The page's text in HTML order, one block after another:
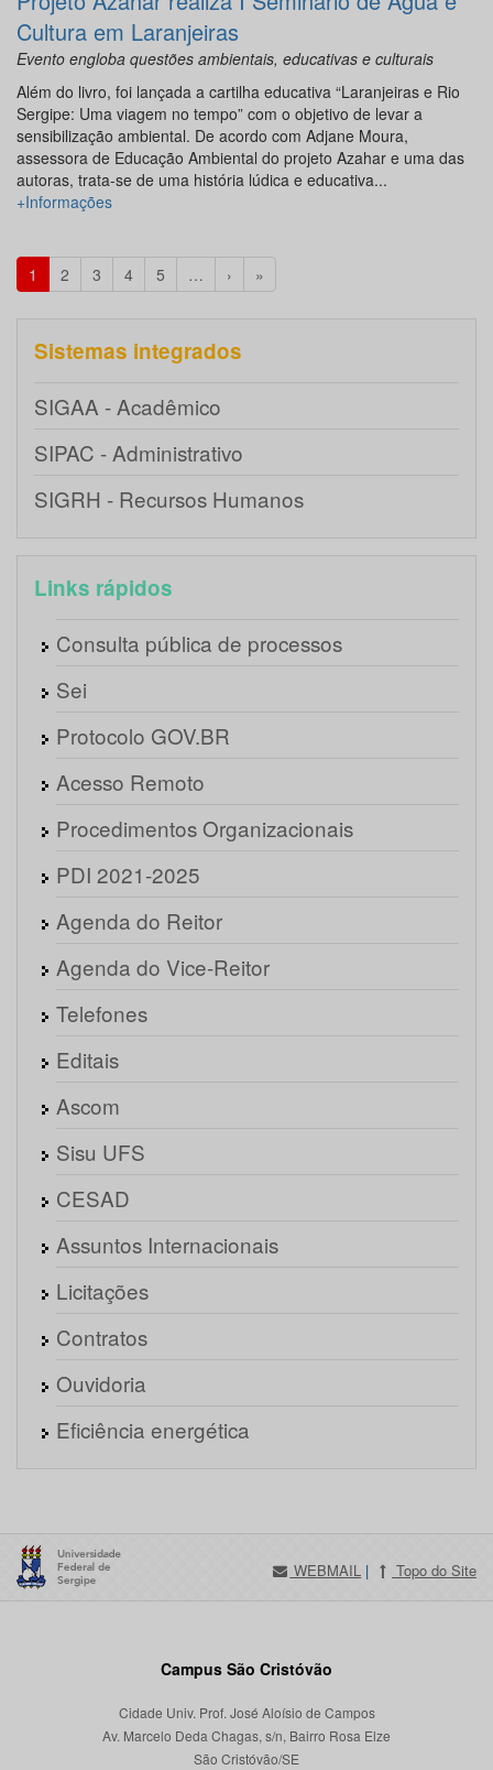
Cultura em Laranjeiras
Evento engloba questões ambientais, educativas e culturais
Além do livro, foi lançada a cartilha educativa “Laranjeiras e Rio
Sergipe: Uma viagem no tempo” com o objetivo de levar a
sensibilização ambiental. De acordo com Adjane Moura,
assessora de Educação Ambiental do projeto Azahar e uma das
autoras, trata-se de uma história lúdica e educativa...
+Informações
1 2 3 4 5 … › »
Sistemas integrados
SIGAA - Acadêmico
SIPAC - Administrativo
SIGRH - Recursos Humanos
Links rápidos
Consulta pública de processos
Sei
Protocolo GOV.BR
Acesso Remoto
Procedimentos Organizacionais
PDI 2021-2025
Agenda do Reitor
Agenda do Vice-Reitor
Telefones
Editais
Ascom
Sisu UFS
CESAD
Assuntos Internacionais
Licitações
Contratos
Ouvidoria
Eficiência energética
WEBMAIL | Topo do Site
Campus São Cristóvão
Cidade Univ. Prof. José Aloísio de Campos
Av. Marcelo Deda Chagas, s/n, Bairro Rosa Elze
São Cristóvão/SE